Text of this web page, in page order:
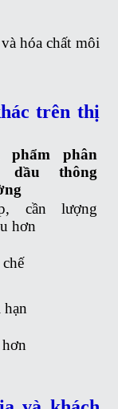
hóa chất môi
trên thị
phẩm phân
dầu thông
cần lượng
hơn